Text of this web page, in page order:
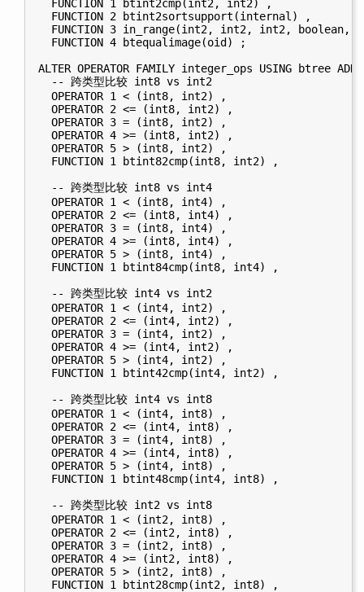
  FUNCTION 1 btint2cmp(int2, int2) ,
  FUNCTION 2 btint2sortsupport(internal) ,
FUNCTION 3 in_range(int2, int2, int2, boolean,
  FUNCTION 4 btequalimage(oid) ;
ALTER OPERATOR FAMILY integer_ops USING btree ADD
  -- 跨类型比较 int8 vs int2
  OPERATOR 1 < (int8, int2) ,
  OPERATOR 2 <= (int8, int2) ,
  OPERATOR 3 = (int8, int2) ,
  OPERATOR 4 >= (int8, int2) ,
  OPERATOR 5 > (int8, int2) ,
  FUNCTION 1 btint82cmp(int8, int2) ,
  -- 跨类型比较 int8 vs int4
  OPERATOR 1 < (int8, int4) ,
  OPERATOR 2 <= (int8, int4) ,
  OPERATOR 3 = (int8, int4) ,
  OPERATOR 4 >= (int8, int4) ,
  OPERATOR 5 > (int8, int4) ,
  FUNCTION 1 btint84cmp(int8, int4) ,
  -- 跨类型比较 int4 vs int2
  OPERATOR 1 < (int4, int2) ,
  OPERATOR 2 <= (int4, int2) ,
  OPERATOR 3 = (int4, int2) ,
  OPERATOR 4 >= (int4, int2) ,
  OPERATOR 5 > (int4, int2) ,
  FUNCTION 1 btint42cmp(int4, int2) ,
  -- 跨类型比较 int4 vs int8
  OPERATOR 1 < (int4, int8) ,
  OPERATOR 2 <= (int4, int8) ,
  OPERATOR 3 = (int4, int8) ,
  OPERATOR 4 >= (int4, int8) ,
  OPERATOR 5 > (int4, int8) ,
  FUNCTION 1 btint48cmp(int4, int8) ,
  -- 跨类型比较 int2 vs int8
  OPERATOR 1 < (int2, int8) ,
  OPERATOR 2 <= (int2, int8) ,
  OPERATOR 3 = (int2, int8) ,
  OPERATOR 4 >= (int2, int8) ,
  OPERATOR 5 > (int2, int8) ,
  FUNCTION 1 btint28cmp(int2, int8) ,